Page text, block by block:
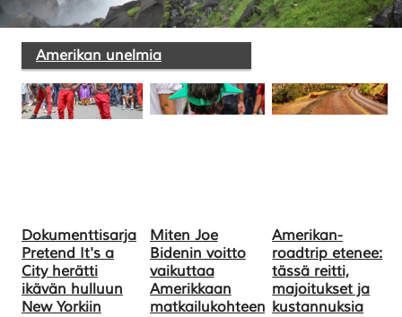
Amerikan unelmia
Dokumenttisarja
Pretend It's a
City herätti
ikävän hulluun
New Yorkiin
Miten Joe
Bidenin voitto
vaikuttaa
Amerikkaan
matkailukohteena?
Amerikan-
roadtrip etenee:
tässä reitti,
majoitukset ja
kustannuksia